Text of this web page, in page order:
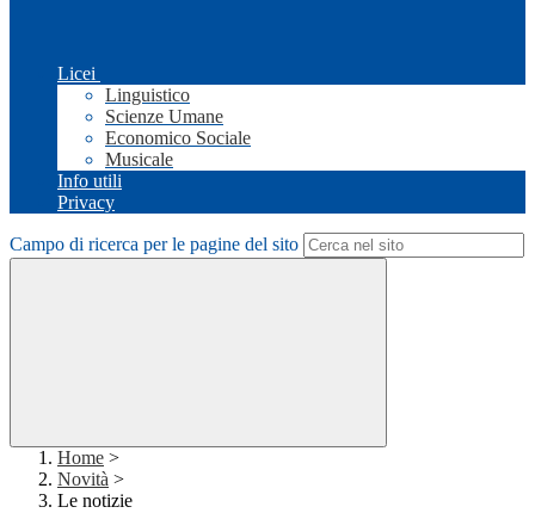
Licei
Linguistico
Scienze Umane
Economico Sociale
Musicale
Info utili
Privacy
Campo di ricerca per le pagine del sito
Home >
Novità >
Le notizie